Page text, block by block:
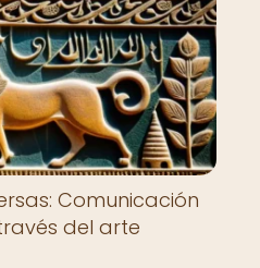
Comunicación
del arte